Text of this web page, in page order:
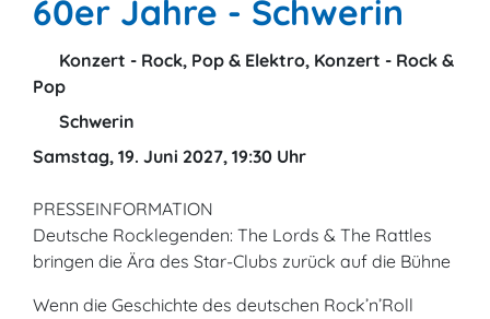
60er Jahre - Schwerin
Konzert - Rock, Pop & Elektro, Konzert - Rock &
Pop
Schwerin
Samstag, 19. Juni 2027, 19:30 Uhr
PRESSEINFORMATION
Deutsche Rocklegenden: The Lords & The Rattles
bringen die Ära des Star-Clubs zurück auf die Bühne
Wenn die Geschichte des deutschen Rock’n’Roll